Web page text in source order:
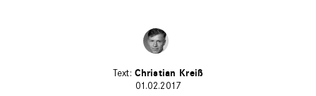
Christian Kreiß
01.02.2017